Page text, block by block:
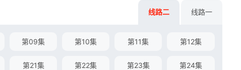
线路二 线路一
第09集 第10集 第11集 第12集
第21集 第22集 第23集 第24集